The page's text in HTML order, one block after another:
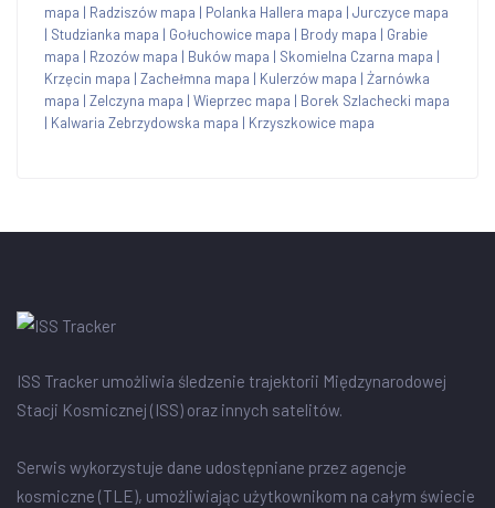
mapa | Radziszów mapa | Polanka Hallera mapa | Jurczyce mapa
| Studzianka mapa | Gołuchowice mapa | Brody mapa | Grabie
mapa | Rzozów mapa | Buków mapa | Skomielna Czarna mapa |
Krzęcin mapa | Zachełmna mapa | Kulerzów mapa | Żarnówka
mapa | Zelczyna mapa | Wieprzec mapa | Borek Szlachecki mapa
| Kalwaria Zebrzydowska mapa | Krzyszkowice mapa
ISS Tracker umożliwia śledzenie trajektorii Międzynarodowej
Stacji Kosmicznej (ISS) oraz innych satelitów.
Serwis wykorzystuje dane udostępniane przez agencje
kosmiczne (TLE), umożliwiając użytkownikom na całym świecie